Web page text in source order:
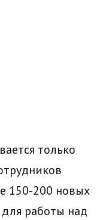
только
150-200 новых
работы над